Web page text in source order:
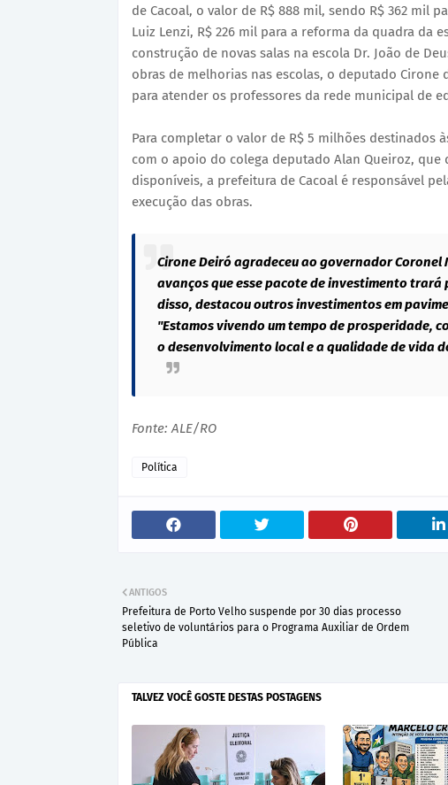
de Cacoal, o valor de R$ 888 mil, sendo R$ 362 mil
Luiz Lenzi, R$ 226 mil para a reforma da quadra da
construção de novas salas na escola Dr. João de
obras de melhorias nas escolas, o deputado
para atender os professores da rede municipal de
Para completar o valor de R$ 5 milhões destinados
com o apoio do colega deputado Alan Queiroz, que
disponíveis, a prefeitura de Cacoal é responsável
execução das obras.
Cirone Deiró agradeceu ao governador
avanços que esse pacote de investimento trará
disso, destacou outros investimentos em
"Estamos vivendo um tempo de prosperidade,
o desenvolvimento local e a qualidade de vida
Fonte: ALE/RO
Política
ANTIGOS
Prefeitura de Porto Velho suspende por 30 dias processo
seletivo de voluntários para o Programa Auxiliar de Ordem
Pública
TALVEZ VOCÊ GOSTE DESTAS POSTAGENS